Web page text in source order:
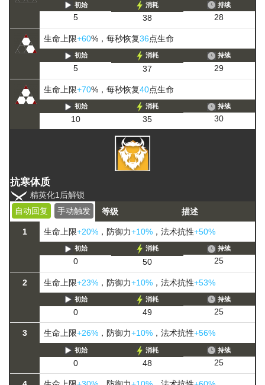
初始
5
消耗
38
持续
28
生命上限+60%，每秒恢复36点生命
初始
5
消耗
37
持续
29
生命上限+70%，每秒恢复40点生命
初始
10
消耗
35
持续
30
抗寒体质
精英化1后解锁
自动回复
手动触发 等级 描述
1 生命上限+20% ，防御力+10% ，法术抗性+50%
初始
0
消耗
50
持续
25
2 生命上限+23% ，防御力+10% ，法术抗性+53%
初始
0
消耗
49
持续
25
3 生命上限+26% ，防御力+10% ，法术抗性+56%
初始
0
消耗
48
持续
25